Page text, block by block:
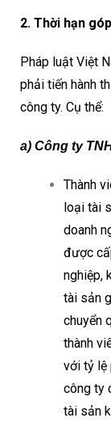
2. Thời hạn
Pháp luật Việt
phải tiến hành
công ty. Cụ thể:
a) Công ty
Thành
loại tài
doanh
được
nghiệp,
tài sản
chuyển
thành
với tỷ lệ
công ty
tài sản